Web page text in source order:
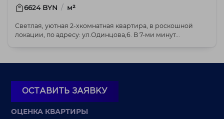
6624 BYN / м²
Светлая, уютная 2-хкомнатная квартира, в роскошной
локации, по адресу: ул.Одинцова,6. В 7-ми минут...
ОСТАВИТЬ ЗАЯВКУ
ОЦЕНКА КВАРТИРЫ